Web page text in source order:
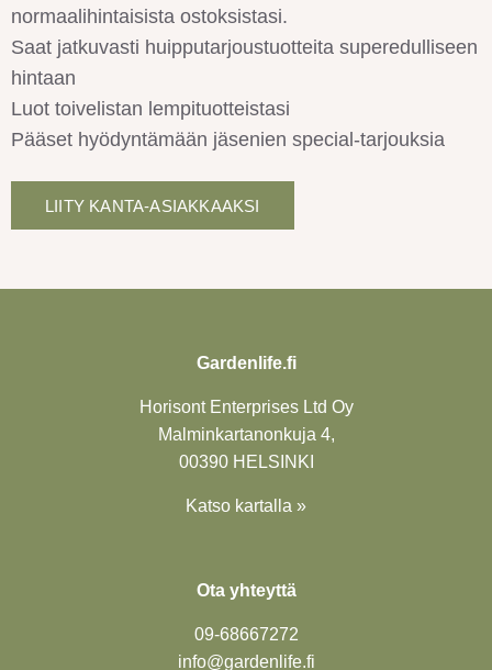
normaalihintaisista ostoksistasi.
Saat jatkuvasti huipputarjoustuotteita superedulliseen
hintaan
Luot toivelistan lempituotteistasi
Pääset hyödyntämään jäsenien special-tarjouksia
LIITY KANTA-ASIAKKAAKSI
Gardenlife.fi
Horisont Enterprises Ltd Oy
Malminkartanonkuja 4,
00390 HELSINKI
Katso kartalla »
Ota yhteyttä
09-68667272
info@gardenlife.fi